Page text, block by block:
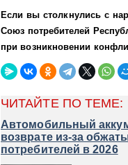
Если вы столкнулись с
Союз потребителей
при возникновении
ЧИТАЙТЕ ПО ТЕМЕ:
Автомобильный
возврате из-за
потребителей в 2026